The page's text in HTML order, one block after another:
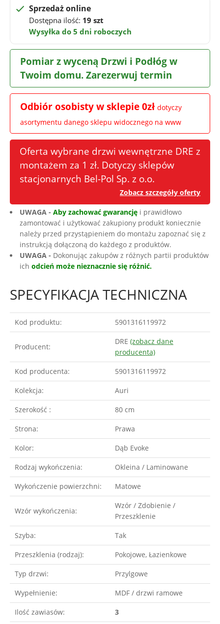
Sprzedaż online
Dostępna ilość: 19 szt
Wysyłka do 5 dni roboczych
Pomiar z wyceną Drzwi i Podłóg w
Twoim domu. Zarezerwuj termin
Odbiór osobisty w sklepie 0zł dotyczy
asortymentu danego sklepu widocznego na www
Oferta wybrane drzwi wewnętrzne DRE z
montażem za 1 zł. Dotyczy sklepów
stacjonarnych Bel-Pol Sp. z o.o.
Zobacz szczegóły oferty
UWAGA - Aby zachować gwarancję i prawidłowo
zamontować i użytkować zakupiony produkt koniecznie
należy przed przystąpieniem do montażu zapoznać się z
instrukcją dołączoną do każdego z produktów.
UWAGA - Dokonując zakupów z różnych partii produktów
ich odcień może nieznacznie się różnić.
SPECYFIKACJA TECHNICZNA
Kod produktu: 5901316119972
Producent:
DRE (zobacz dane
producenta)
Kod producenta: 5901316119972
Kolekcja: Auri
Szerokość : 80 cm
Strona: Prawa
Kolor: Dąb Evoke
Rodzaj wykończenia: Okleina / Laminowane
Wykończenie powierzchni: Matowe
Wzór wykończenia:
Wzór / Zdobienie /
Przeszklenie
Szyba: Tak
Przeszklenia (rodzaj): Pokojowe, Łazienkowe
Typ drzwi: Przylgowe
Wypełnienie: MDF / drzwi ramowe
Ilość zawiasów: 3